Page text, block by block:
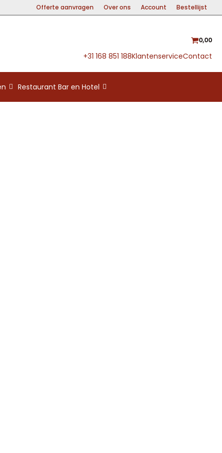
Offerte aanvragen Over ons Account Bestellijst
0,00
+31 168 851 188KlantenserviceContact
Restaurant Bar en Hotel